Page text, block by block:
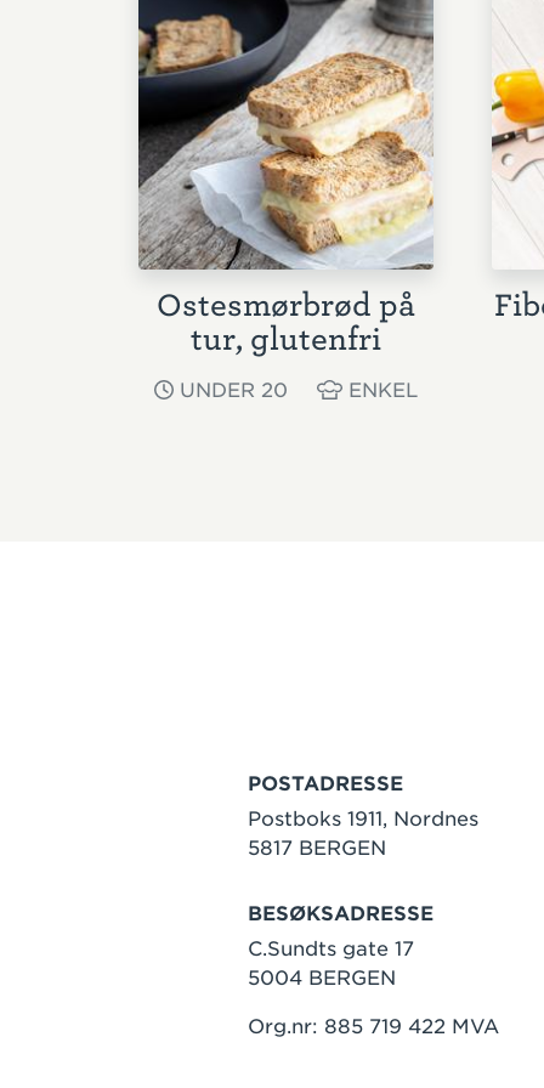
Ostesmørbrød på
tur, glutenfri
UNDER 20 ENKEL
POSTADRESSE
Postboks 1911, Nordnes
5817 BERGEN
BESØKSADRESSE
C.Sundts gate 17
5004 BERGEN
Org.nr: 885 719 422 MVA